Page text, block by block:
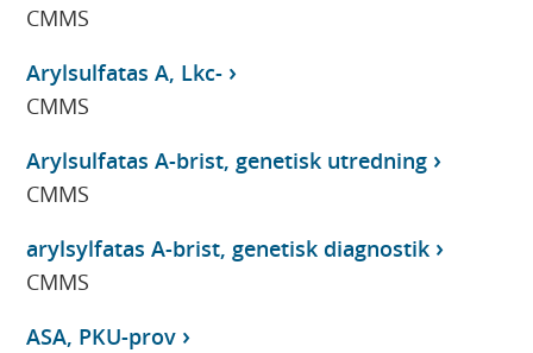
CMMS
Arylsulfatas A, Lkc-
CMMS
Arylsulfatas A-brist, genetisk utredning
CMMS
arylsylfatas A-brist, genetisk diagnostik
CMMS
ASA, PKU-prov